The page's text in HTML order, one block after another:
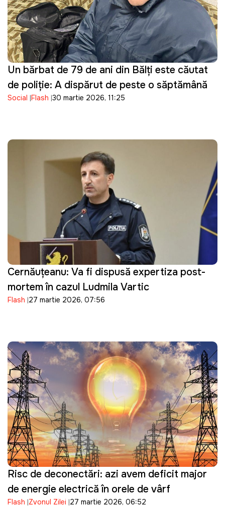
Un bărbat de 79 de ani din Bălți este căutat
de poliție: A dispărut de peste o săptămână
Social Flash 30 martie 2026, 11:25
Cernăuțeanu: Va fi dispusă expertiza post-
mortem în cazul Ludmila Vartic
Flash 27 martie 2026, 07:56
Risc de deconectări: azi avem deficit major
de energie electrică în orele de vârf
Flash Zvonul Zilei 27 martie 2026, 06:52